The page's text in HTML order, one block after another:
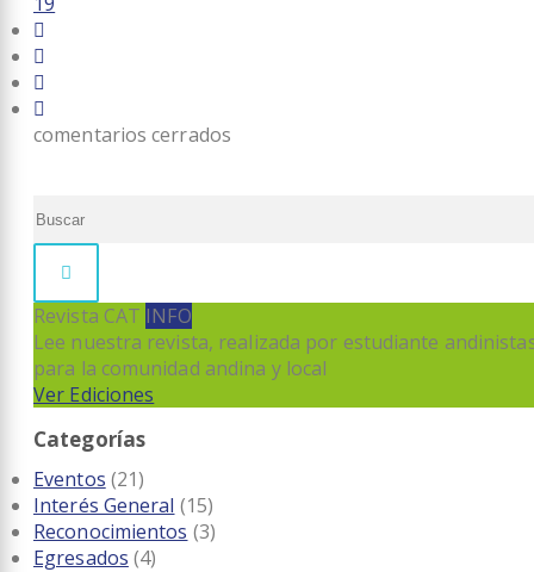
comentarios cerrados
Revista CAT INFO
Lee nuestra revista, realizada por estudiante
para la comunidad andina y local
Ver Ediciones
Categorías
Eventos (21)
Interés General (15)
Reconocimientos (3)
Egresados (4)